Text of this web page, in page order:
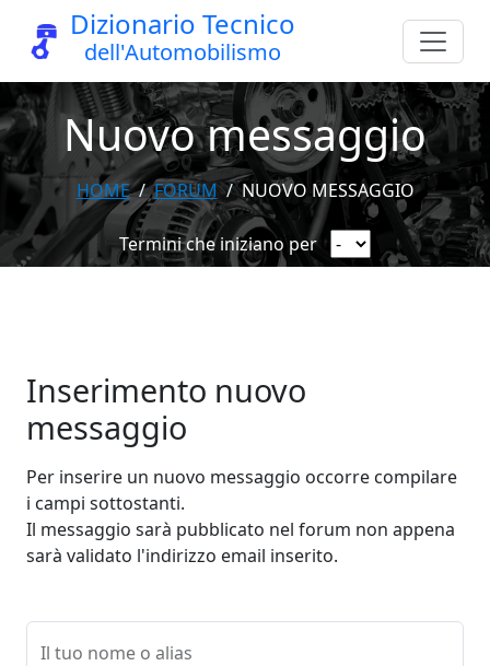
Dizionario Tecnico
dell'Automobilismo
Nuovo messaggio
HOME FORUM NUOVO MESSAGGIO
Termini che iniziano per
Inserimento nuovo
messaggio
Per inserire un nuovo messaggio occorre compilare
i campi sottostanti.
Il messaggio sarà pubblicato nel forum non appena
sarà validato l'indirizzo email inserito.
Il tuo nome o alias